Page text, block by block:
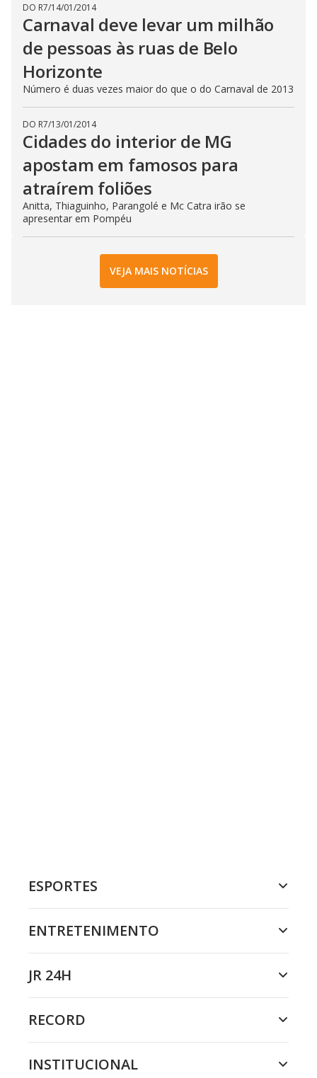
DO R7/14/01/2014
Carnaval deve levar um milhão
de pessoas às ruas de Belo
Horizonte
Número é duas vezes maior do que o do Carnaval de 2013
DO R7/13/01/2014
Cidades do interior de MG
apostam em famosos para
atraírem foliões
Anitta, Thiaguinho, Parangolé e Mc Catra irão se
apresentar em Pompéu
VEJA MAIS NOTÍCIAS
ESPORTES
ENTRETENIMENTO
JR 24H
RECORD
INSTITUCIONAL